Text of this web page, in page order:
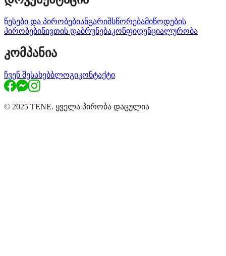
წესები და პირობებიანგარიშსწორებამიწოდების
პირობებინივთის დაბრუნებაკონფიდენციალურობა
კომპანია
ჩვენ შესახებბლოგიკონტაქტი
© 2025 TENE. ყველა პირობა დაცულია